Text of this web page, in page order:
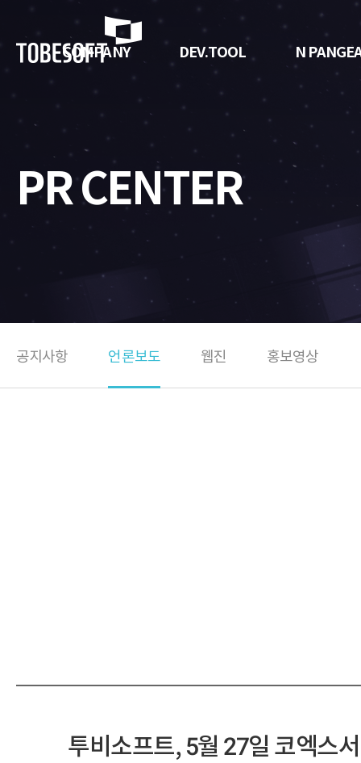
비
소
COMPANY DEV.TOOL N
PR CENTER
공지사항 언론보도 웹진 홍보영상
투비소프트, 5월 27일 코엑스